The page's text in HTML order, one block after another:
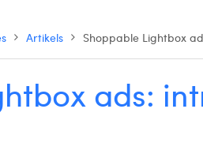
Artikels Shoppable Lightbox
ads: